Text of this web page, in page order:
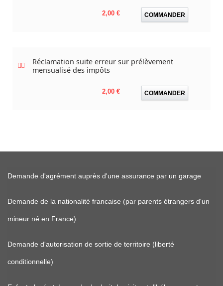
Prix
2,00 € COMMANDER
Réclamation suite erreur sur prélèvement
mensualisé des impôts
Prix
2,00 € COMMANDER
Demande d'agrément auprès d'une assurance par un garage
Demande de la nationalité francaise (par parents étrangers d'un
mineur né en France)
Demande d'autorisation de sortie de territoire (liberté
conditionnelle)